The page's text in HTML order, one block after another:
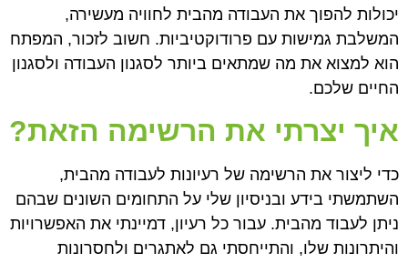
יכולות להפוך את העבודה מהבית לחוויה מעשירה,
המשלבת גמישות עם פרודוקטיביות. חשוב לזכור, המפתח
הוא למצוא את מה שמתאים ביותר לסגנון העבודה ולסגנון
החיים שלכם.
איך יצרתי את הרשימה הזאת?
כדי ליצור את הרשימה של רעיונות לעבודה מהבית,
השתמשתי בידע ובניסיון שלי על התחומים השונים שבהם
ניתן לעבוד מהבית. עבור כל רעיון, דמיינתי את האפשרויות
והיתרונות שלו, והתייחסתי גם לאתגרים ולחסרונות